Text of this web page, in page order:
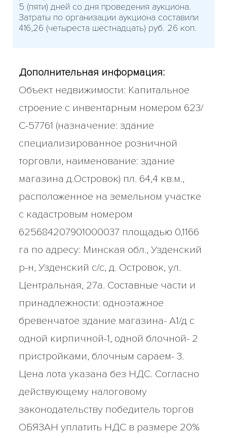
5 (пяти) дней со дня проведения аукциона.
Затраты по организации аукциона составили
416,26 (четыреста шестнадцать) руб. 26 коп.
Дополнительная информация:
Объект недвижимости: Капитальное
строение с инвентарным номером 623/
С-57761 (назначение: здание
специализированное розничной
торговли, наименование: здание
магазина д.Островок) пл. 64,4 кв.м.,
расположенное на земельном участке
с кадастровым номером
625684207901000037 площадью 0,1166
га по адресу: Минская обл., Узденский
р-н, Узденский с/с, д. Островок, ул.
Центральная, 27а. Составные части и
принадлежности: одноэтажное
бревенчатое здание магазина- А1/д с
одной кирпичной-1, одной блочной- 2
пристройками, блочным сараем- 3.
Цена лота указана без НДС. Согласно
действующему налоговому
законодательству победитель торгов
ОБЯЗАН уплатить НДС в размере 20%